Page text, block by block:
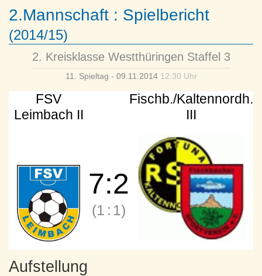
2.Mannschaft : Spielbericht
(2014/15)
2. Kreisklasse Westthüringen Staffel 3
11. Spieltag - 09.11.2014 12:30 Uhr
FSV
Leimbach II
Fischb./Kaltennordh.
III
7:2
(1 : 1)
Aufstellung